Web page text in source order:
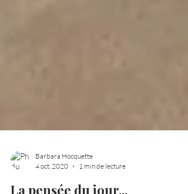
4 oct. 2020
1 min de lecture